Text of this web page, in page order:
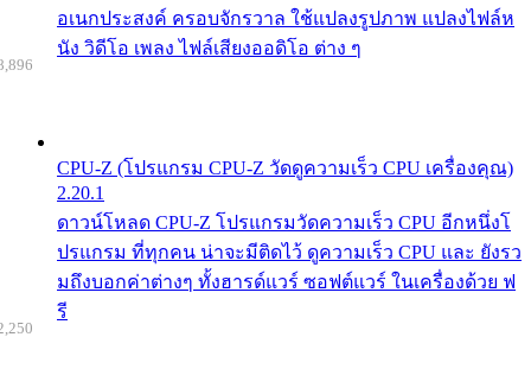
อเนกประสงค์ ครอบจักรวาล ใช้แปลงรูปภาพ แปลงไฟล์ห
นัง วิดีโอ เพลง ไฟล์เสียงออดิโอ ต่าง ๆ
CPU-Z (โปรแกรม CPU-Z วัดดูความเร็ว CPU เครื่องคุณ)
2.20.1
ดาวน์โหลด CPU-Z โปรแกรมวัดความเร็ว CPU อีกหนึ่งโ
ปรแกรม ที่ทุกคน น่าจะมีติดไว้ ดูความเร็ว CPU และ ยังรว
มถึงบอกค่าต่างๆ ทั้งฮารด์แวร์ ซอฟต์แวร์ ในเครื่องด้วย ฟ
รี